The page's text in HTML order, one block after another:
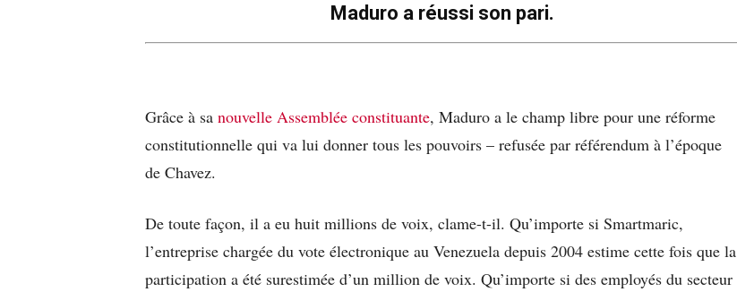
Maduro a réussi son pari.
Grâce à sa nouvelle Assemblée constituante, Maduro a le champ libre pour une réforme
constitutionnelle qui va lui donner tous les pouvoirs – refusée par référendum à l’époque
de Chavez.
De toute façon, il a eu huit millions de voix, clame-t-il. Qu’importe si Smartmaric,
l’entreprise chargée du vote électronique au Venezuela depuis 2004 estime cette fois que la
participation a été surestimée d’un million de voix. Qu’importe si des employés du secteur